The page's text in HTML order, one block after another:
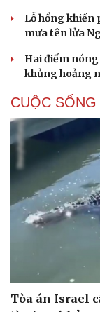
Lỗ hổng khiến
mưa tên lửa
Hai điểm
khủng hoảng
CUỘC
Tòa án Israel